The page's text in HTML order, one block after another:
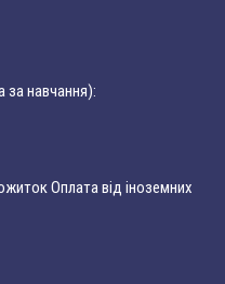
за навчання):
Оплата від іноземних